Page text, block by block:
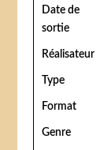
Date de
sortie
Réalisateur
Type
Format
Genre